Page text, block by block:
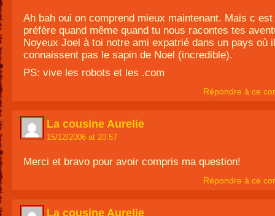
Ah bah oui on comprend mieux maintenant. Mais c est
préfère quand même quand tu nous racontes tes
Noyeux Joel à toi notre ami expatrié dans un pays où
connaissent pas le sapin de Noel (incredible).
PS: vive les robots et les .com
Répondre à ce
La cousine Aurelie
15/12/2006 at 20:57
Merci et bravo pour avoir compris ma question!
Répondre à ce
La cousine Aurelie